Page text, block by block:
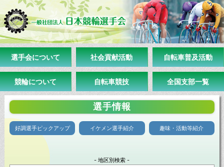
選手会について 社会貢献活動 自転車普及活動
競輪について 自転車競技 全国支部一覧
選手情報
好調選手ピックアップ イケメン選手紹介 趣味・活動等紹介
- 地区別検索 -